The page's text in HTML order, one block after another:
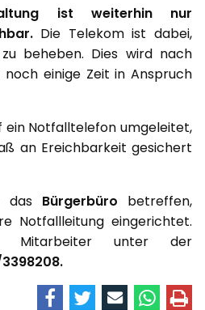
ist weiterhin nur
Die Telekom ist dabei,
beheben. Dies wird nach
einige Zeit in Anspruch
ein Notfalltelefon umgeleitet,
an Ereichbarkeit gesichert
das Bürgerbüro betreffen,
Notfallleitung eingerichtet.
Mitarbeiter unter der